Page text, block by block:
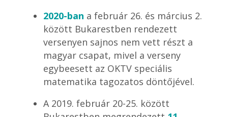
2020-ban a február 26. és március 2.
között Bukarestben rendezett
versenyen sajnos nem vett részt a
magyar csapat, mivel a verseny
egybeesett az OKTV speciális
matematika tagozatos döntőjével.
A 2019. február 20-25. között